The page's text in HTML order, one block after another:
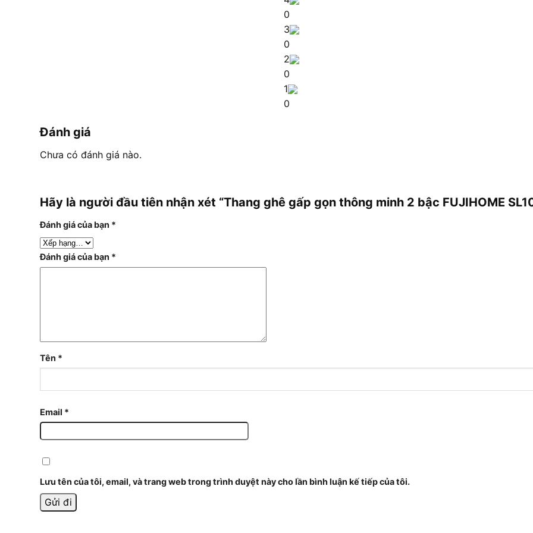
0
3
0
2
0
1
0
Đánh giá
Chưa có đánh giá nào.
Hãy là người đầu tiên nhận xét “Thang ghê gấp gọn thông minh 2 bậc FUJIHOME
Đánh giá của bạn *
Đánh giá của bạn *
Tên *
Email *
Lưu tên của tôi, email, và trang web trong trình duyệt này cho lần bình luận kế tiếp của tôi.